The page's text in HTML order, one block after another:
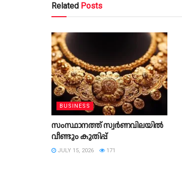
Related Posts
BUSINESS
സംസ്ഥാനത്ത് സ്വര്‍ണവിലയിൽ
വീണ്ടും കുതിപ്പ്
JULY 15, 2026 171